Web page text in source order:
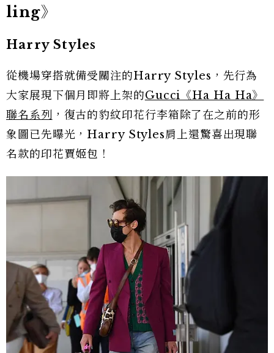
ling》
Harry Styles
從機場穿搭就備受關注的Harry Styles，先行為
大家展現下個月即將上架的Gucci《Ha Ha Ha》
聯名系列 ，復古的豹紋印花行李箱除了在之前的形
象圖已先曝光，Harry Styles肩上還驚喜出現聯
名款的印花賈姬包！